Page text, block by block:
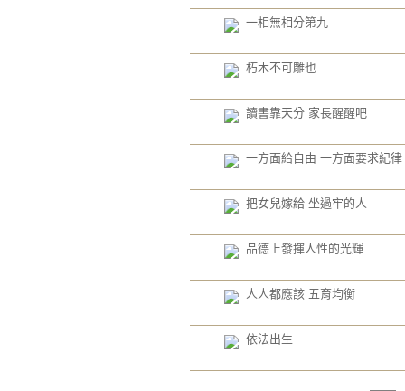
一相無相分第九
朽木不可雕也
讀書靠天分 家長醒醒吧
一方面給自由 一方面要求紀律
把女兒嫁給 坐過牢的人
品德上發揮人性的光輝
人人都應該 五育均衡
依法出生